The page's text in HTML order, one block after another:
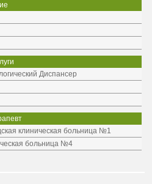
Диспансер
клиническая больница №1
больница №4